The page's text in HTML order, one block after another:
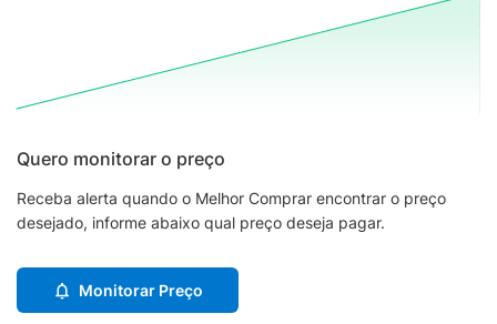
Quero monitorar o preço
Receba alerta quando o Melhor Comprar encontrar o preço
desejado, informe abaixo qual preço deseja pagar.
Monitorar Preço